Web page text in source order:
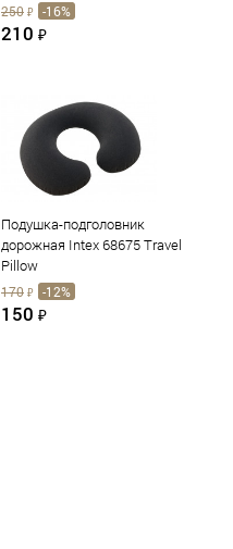
250 ₽ -16%
210 ₽
Подушка-подголовник
дорожная Intex 68675 Travel
Pillow
170 ₽ -12%
150 ₽